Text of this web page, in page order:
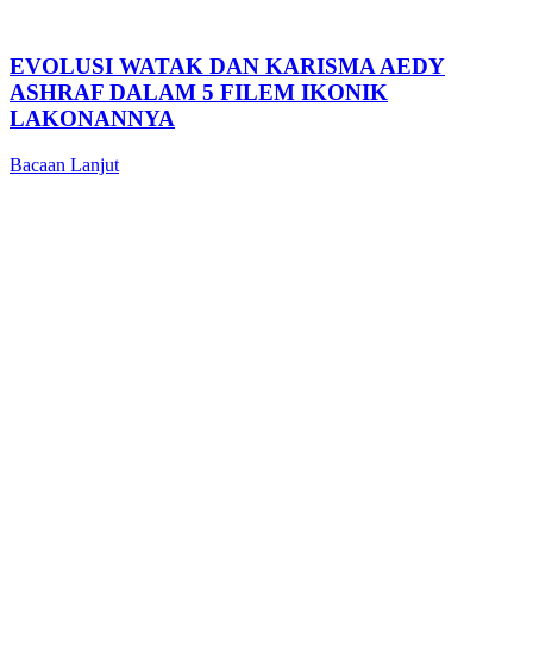
EVOLUSI WATAK DAN KARISMA AEDY
ASHRAF DALAM 5 FILEM IKONIK
LAKONANNYA
Bacaan Lanjut